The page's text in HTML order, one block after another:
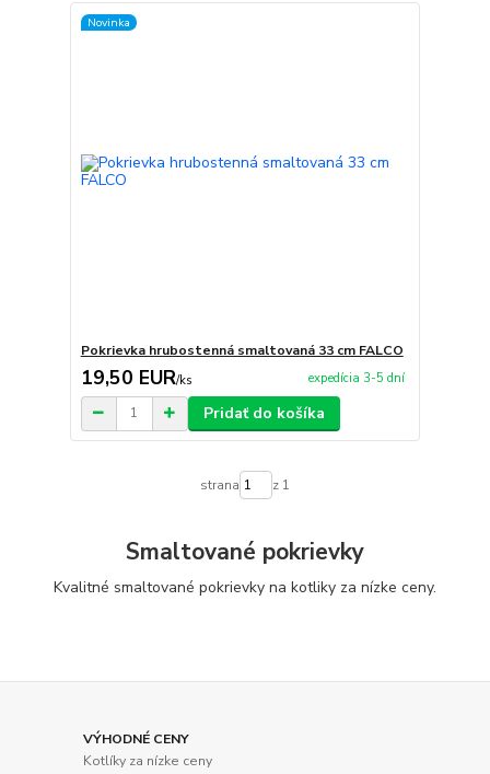
Novinka
Pokrievka hrubostenná smaltovaná 33 cm FALCO
19,50 EUR/ks expedícia 3-5 dní
Pridať do košíka
strana z 1
Smaltované pokrievky
Kvalitné smaltované pokrievky na kotliky za nízke ceny.
VÝHODNÉ CENY
Kotlíky za nízke ceny